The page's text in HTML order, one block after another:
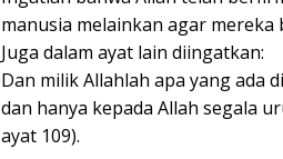
manusia melainkan agar mereka
Juga dalam ayat lain diingatkan:
Dan milik Allahlah apa yang ada
dan hanya kepada Allah segala
ayat 109).